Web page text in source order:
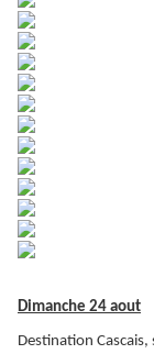
Dimanche 24 aout
Destination